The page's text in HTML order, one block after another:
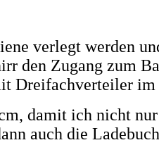
verlegt werden
den Zugang zum
Dreifachverteiler
damit ich nicht
auch die